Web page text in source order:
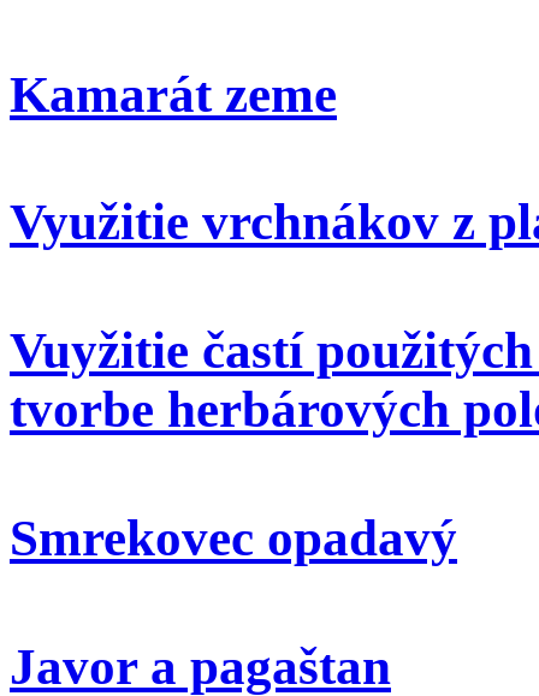
Kamarát zeme
Využitie vrchnákov z
Vuyžitie častí
tvorbe herbárových
Smrekovec opadavý
Javor a pagaštan